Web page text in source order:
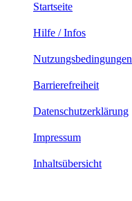
Startseite
Hilfe / Infos
Nutzungsbedingungen
Barrierefreiheit
Datenschutzerklärung
Impressum
Inhaltsübersicht